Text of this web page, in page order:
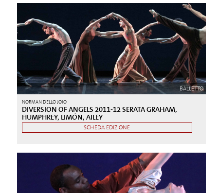
BALLETTO
NORMAN DELLO JOIO
DIVERSION OF ANGELS 2011-12 SERATA GRAHAM,
HUMPHREY, LIMÓN, AILEY
SCHEDA EDIZIONE